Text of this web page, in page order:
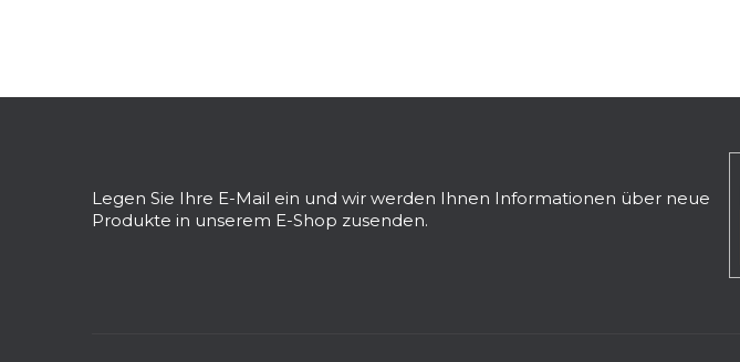
Legen Sie Ihre E-Mail ein und wir werden Ihnen Informationen über neue
Produkte in unserem E-Shop zusenden.